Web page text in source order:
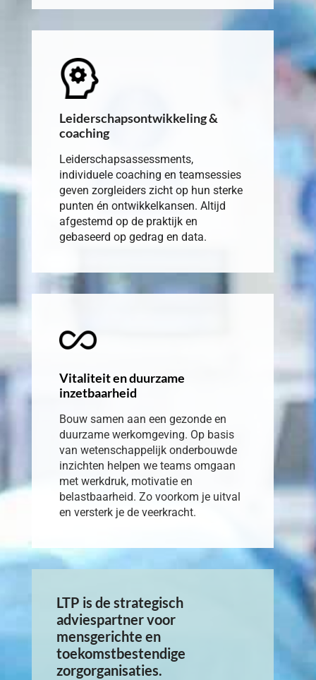
Leiderschapsontwikkeling &
coaching
Leiderschapsassessments,
individuele coaching en teamsessies
geven zorgleiders zicht op hun sterke
punten én ontwikkelkansen. Altijd
afgestemd op de praktijk en
gebaseerd op gedrag en data.
Vitaliteit en duurzame
inzetbaarheid
Bouw samen aan een gezonde en
duurzame werkomgeving. Op basis
van wetenschappelijk onderbouwde
inzichten helpen we teams omgaan
met werkdruk, motivatie en
belastbaarheid. Zo voorkom je uitval
en versterk je de veerkracht.
LTP is de strategisch
adviespartner voor
mensgerichte en
toekomstbestendige
zorgorganisaties.